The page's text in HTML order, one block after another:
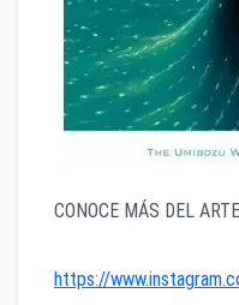
CONOCE MÁS DEL
https://